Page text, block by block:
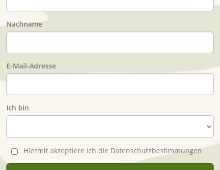
Nachname
E-Mail-Adresse
Ich bin
Hiermit akzeptiere ich die Datenschutzbestimmungen